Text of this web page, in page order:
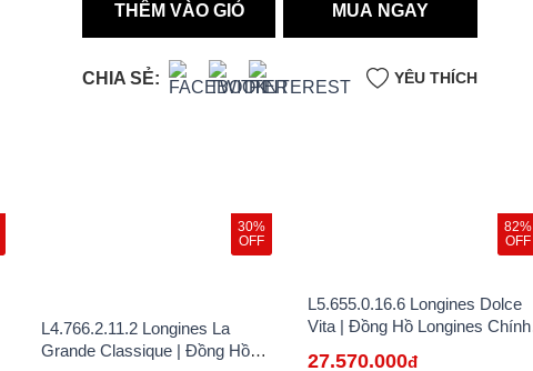
THÊM VÀO GIỎ MUA NGAY
CHIA SẺ: YÊU THÍCH
30%
OFF
L4.766.2.11.2 Longines La
Grande Classique | Đồng Hồ
82%
OFF
L5.655.0.16.6 Longines Dolce
Vita | Đồng Hồ Longines Chính
27.570.000đ